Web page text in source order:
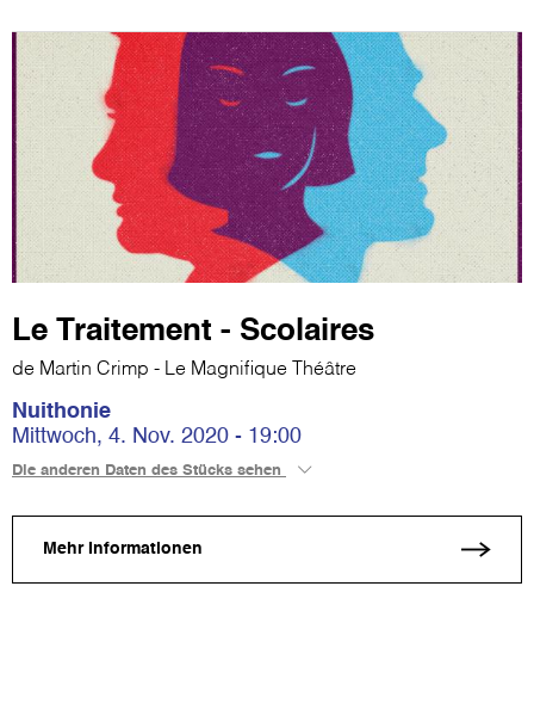
Le Traitement - Scolaires
de Martin Crimp - Le Magnifique Théâtre
Nuithonie
Mittwoch, 4. Nov. 2020 - 19:00
Die anderen Daten des Stücks sehen
Mehr Informationen